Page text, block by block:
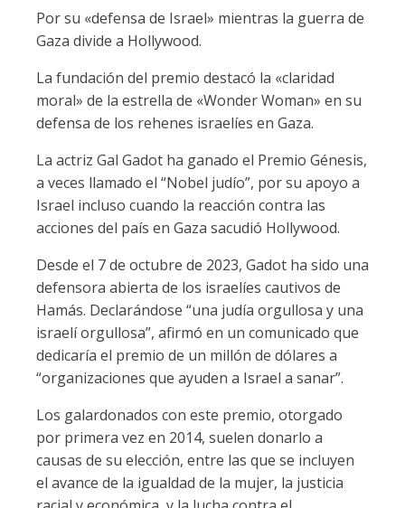
Por su «defensa de Israel» mientras la guerra de
Gaza divide a Hollywood.
La fundación del premio destacó la «claridad
moral» de la estrella de «Wonder Woman» en su
defensa de los rehenes israelíes en Gaza.
La actriz Gal Gadot ha ganado el Premio Génesis,
a veces llamado el “Nobel judío”, por su apoyo a
Israel incluso cuando la reacción contra las
acciones del país en Gaza sacudió Hollywood.
Desde el 7 de octubre de 2023, Gadot ha sido una
defensora abierta de los israelíes cautivos de
Hamás. Declarándose “una judía orgullosa y una
israelí orgullosa”, afirmó en un comunicado que
dedicaría el premio de un millón de dólares a
“organizaciones que ayuden a Israel a sanar”.
Los galardonados con este premio, otorgado
por primera vez en 2014, suelen donarlo a
causas de su elección, entre las que se incluyen
el avance de la igualdad de la mujer, la justicia